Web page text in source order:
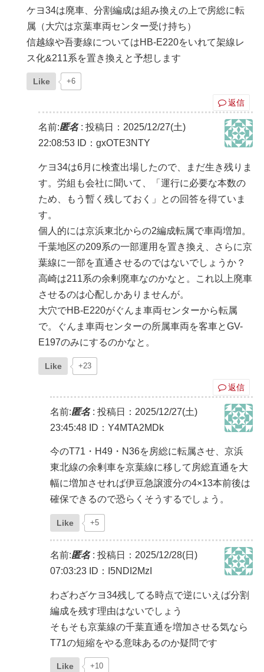
ケヨ34は廃車、分割編成は組み換えの上で房総に転
属（大穴は京葉車両センター受け持ち）
信越線や吾妻線についてはHB-E220をいれて架線レ
ス化&211系を置き換えと予想します
Like +6
返信
名前:匿名: 投稿日：2025/12/27(土)
22:08:53 ID：gxOTE3NTY
ケヨ34は6月に検査出場したので、まだ生き残りま
す。労組も会社に聞いて、「運行に必要な本数の
ため、もう暫く残しておく」との回答を得ていま
す。
個人的には京浜東北からの2編成転属で車両増加。
千葉地区の209系の一部運用を置き換え、さらに京
葉線に一部を直通させるのではないでしょうか？
高崎は211系の余剰廃車なのかなと。これ以上廃車
させるのは心配しかありませんが。
大穴でHB-E220がぐんま車両センターから転属
で。ぐんま車両センターの所属車両を客車とGV-
E197のみにするのかなと。
Like +23
返信
名前:匿名: 投稿日：2025/12/27(土)
23:45:48 ID：Y4MTA2MDk
今のT71・H49・N36を房総に転属させ、京浜
東北線の余剰車を京葉線に移して房総直通を大
幅に増加させれば伊豆急譲渡分の4×13本前後は
確保できるので恐らくそうするでしょう。
Like +5
名前:匿名: 投稿日：2025/12/28(日)
07:03:23 ID：I5NDI2MzI
わざわざケヨ34残してる時点で逆にいえば分割
編成を残す理由はないでしょう
そもそも京葉線の千葉直通を増加させる気なら
T71の短縮をやる意味あるのか疑問です
Like +10